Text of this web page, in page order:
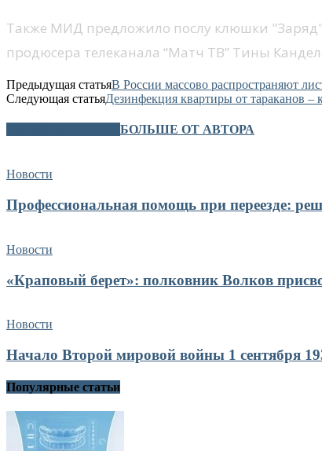
Также МИД предложило послу клюшки
продюсера телеканала “Матч ТВ” Тины
Предыдущая статьяВ России массово распространяют
Следующая статьяДезинфекция квартиры от тараканов –
БОЛЬШЕ ОТ АВТОРА
Новости
Профессиональная помощь при переезде:
Новости
«Краповый берет»: полковник Волков
Новости
Начало Второй мировой войны 1 сентября
Популярные статьи